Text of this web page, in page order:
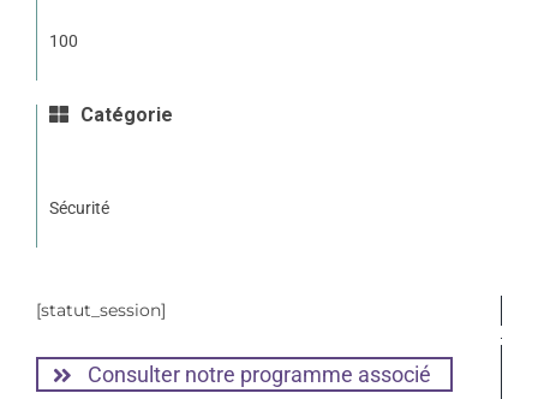
100
Catégorie
Sécurité
[statut_session]
Consulter notre programme associé